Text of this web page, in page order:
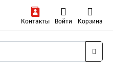
Контакты Войти Корзина